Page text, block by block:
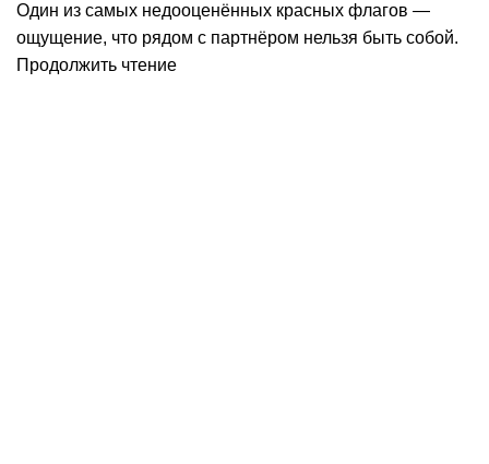
Один из самых недооценённых красных флагов —
ощущение, что рядом с партнёром нельзя быть собой.
Продолжить чтение